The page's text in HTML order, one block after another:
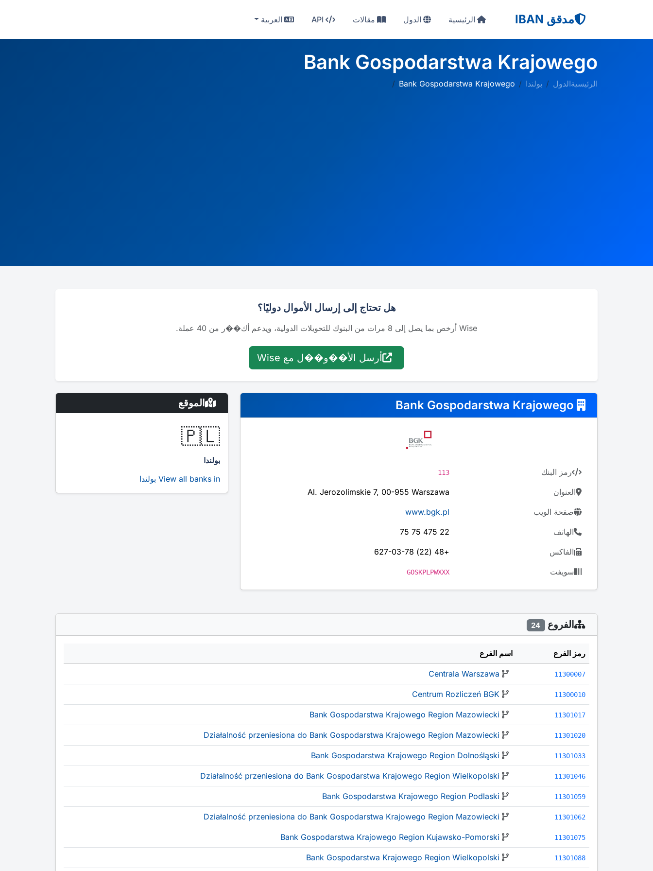
مدقق IBAN الرئيسية الدول مقالات العربية
Bank Gospodarstwa Krajowego
الرئيسيةالدول بولندا Bank Gospodarstwa Krajowego
هل تحتاج إلى إرسال الأموال دوليًا؟
Wise أرخص بما يصل إلى 8 مرات من البنوك للتحويلات الدولية، ويدعم أك��ر من 40 عملة.
أرسل الأ��و��ل مع Wise
رمز البنك 113
العنوان Al. Jerozolimskie 7, 00-955 Warszawa
صفحة الويب www.bgk.pl
الهاتف 22 475 75 75
الفاكس +48 (22) 627-03-78
سويفت GOSKPLPWXXX
الموقع
🇵🇱
بولندا
View all banks in بولندا
الفروع 24
رمز الفرع اسم الفرع
11300007
Centrala Warszawa
11300010
Centrum Rozliczeń BGK
11301017
Bank Gospodarstwa Krajowego Region Mazowiecki
11301020
Działalność przeniesiona do Bank Gospodarstwa Krajowego Region Mazowiecki
11301033
Bank Gospodarstwa Krajowego Region Dolnośląski
11301046
Działalność przeniesiona do Bank Gospodarstwa Krajowego Region Wielkopolski
11301059
Bank Gospodarstwa Krajowego Region Podlaski
11301062
Działalność przeniesiona do Bank Gospodarstwa Krajowego Region Mazowiecki
11301075
Bank Gospodarstwa Krajowego Region Kujawsko-Pomorski
11301088
Bank Gospodarstwa Krajowego Region Wielkopolski